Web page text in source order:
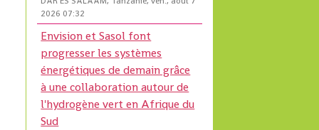
2026 07:32
Envision et Sasol font
progresser les systèmes
énergétiques de demain grâce
à une collaboration autour de
l'hydrogène vert en Afrique du
Sud